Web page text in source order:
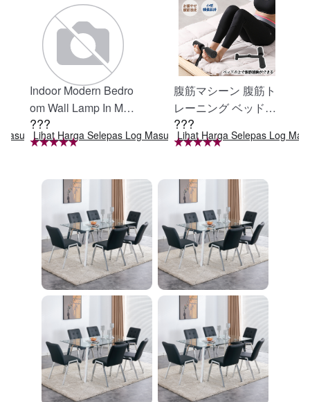
Indoor Modern Bedro
om Wall Lamp In Matt
e Black, Iron Clear Gl
ass Shade,4-Lights E
nity Light
???
Lihat Harga Selepas Log Masuk
腹筋マシーン 腹筋ト
レーニング ベッド固
定 足固定 腹筋器具
腹筋マシン 足を押さ
レーニング器具 エク
ササイズ ダイエット
旅行 自宅 WBGHS-0
1-R
???
Lihat Harga Selepas Log